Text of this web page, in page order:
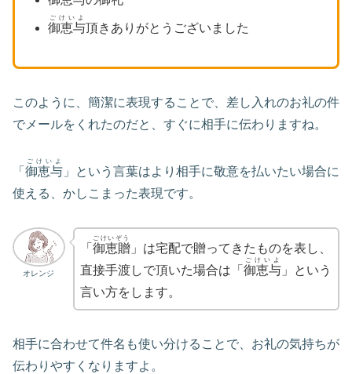
御恵与
ごけいよ
頂きありがとうございました
このように、簡潔に表現することで、差し入れのお礼の件
でメールをくれたのだと、すぐに相手に伝わりますね。
「 御恵与
ごけいよ
」という言葉はより相手に敬意を払いたい場合に
使える、かしこまった表現です。
オレンジ
「 御恵贈
ごけいぞう
」は宅配で贈ってきたものを表し、
直接手渡しで頂いた場合は「 御恵与
ごけいよ
」という
言い方をします。
相手に合わせて件名も使い分けることで、お礼の気持ちが
伝わりやすくなりますよ。